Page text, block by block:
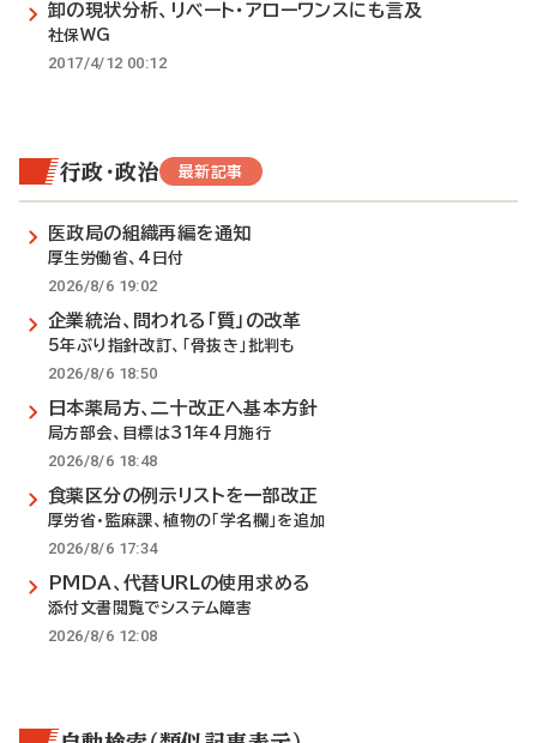
卸の現状分析、リベート・アローワンスにも言及
社保WG
2017/4/12 00:12
行政・政治 最新記事
医政局の組織再編を通知
厚生労働省、4日付
2026/8/6 19:02
企業統治、問われる「質」の改革
5年ぶり指針改訂、「骨抜き」批判も
2026/8/6 18:50
日本薬局方、二十改正へ基本方針
局方部会、目標は31年4月施行
2026/8/6 18:48
食薬区分の例示リストを一部改正
厚労省・監麻課、植物の「学名欄」を追加
2026/8/6 17:34
PMDA、代替URLの使用求める
添付文書閲覧でシステム障害
2026/8/6 12:08